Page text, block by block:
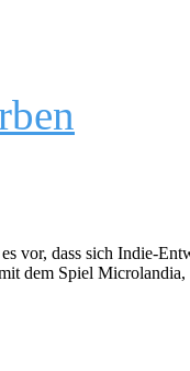
vor, dass sich Indie-
dem Spiel